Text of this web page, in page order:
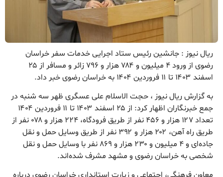
ریال نیوز : جانشین رئیس ستاد اجرایی خدمات سفر خراسان
رضوی از ورود ۴ میلیون و ۷۸۴ هزار و ۷۹۶ زائر و مسافر از ۲۵
اسفند ۱۴۰۳ تا ۱۱ فروردین ۱۴۰۴ به خراسان رضوی خبر داد.
به گزارش ریال نیوز ، حجت الاسلام علی عسگری ظهر سه شنبه در
جمع خبرنگاران اظهار کرد: از ۲۵ اسفند ۱۴۰۳ تا ۱۱ فروردین ۱۴۰۴
تعداد ۱۲۷ هزار و ۴۵۶ نفر از طریق فرودگاه، ۲۲۴ هزار و ۰۷۸ نفر از
طریق راه آهن، ۲۰۲ هزار و ۳۹۲ نفر از طریق وسایل حمل و نقل
جاده‌ای و ۴ میلیون و ۲۳۰ هزار و ۸۶۹ نفر با وسایل حمل و نقل
شخصی به خراسان رضوی و مشهد مشرف شده‌اند.